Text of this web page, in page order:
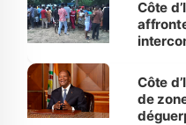
Côte
milieu
Côte
de